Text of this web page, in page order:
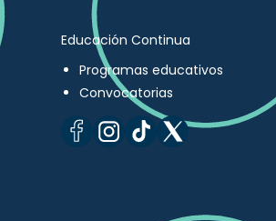
Educación Continua
Programas educativos
Convocatorias